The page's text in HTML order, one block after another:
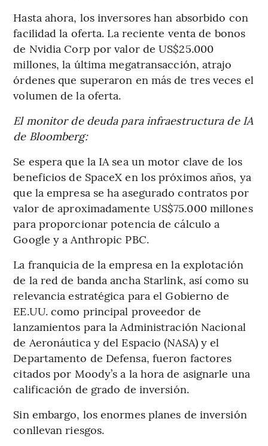
Hasta ahora, los inversores han absorbido con
facilidad la oferta. La reciente venta de bonos
de Nvidia Corp por valor de US$25.000
millones, la última megatransacción, atrajo
órdenes que superaron en más de tres veces el
volumen de la oferta.
El monitor de deuda para infraestructura de IA
de Bloomberg:
Se espera que la IA sea un motor clave de los
beneficios de SpaceX en los próximos años, ya
que la empresa se ha asegurado contratos por
valor de aproximadamente US$75.000 millones
para proporcionar potencia de cálculo a
Google y a Anthropic PBC.
La franquicia de la empresa en la explotación
de la red de banda ancha Starlink, así como su
relevancia estratégica para el Gobierno de
EE.UU. como principal proveedor de
lanzamientos para la Administración Nacional
de Aeronáutica y del Espacio (NASA) y el
Departamento de Defensa, fueron factores
citados por Moody’s a la hora de asignarle una
calificación de grado de inversión.
Sin embargo, los enormes planes de inversión
conllevan riesgos.